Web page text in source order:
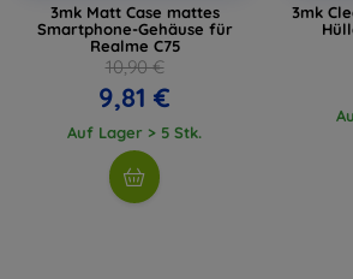
3mk Matt Case mattes
Smartphone-Gehäuse für
Realme C75
10,90 €
9,81 €
Auf Lager > 5 Stk.
3mk